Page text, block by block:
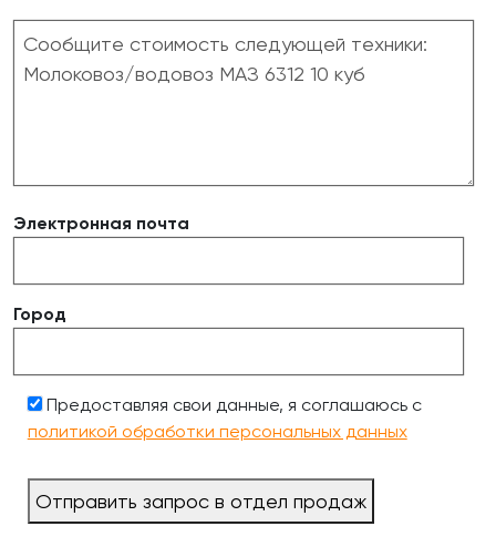
Электронная почта
Город
Предоставляя свои данные, я соглашаюсь с
политикой обработки персональных данных
Отправить запрос в отдел продаж